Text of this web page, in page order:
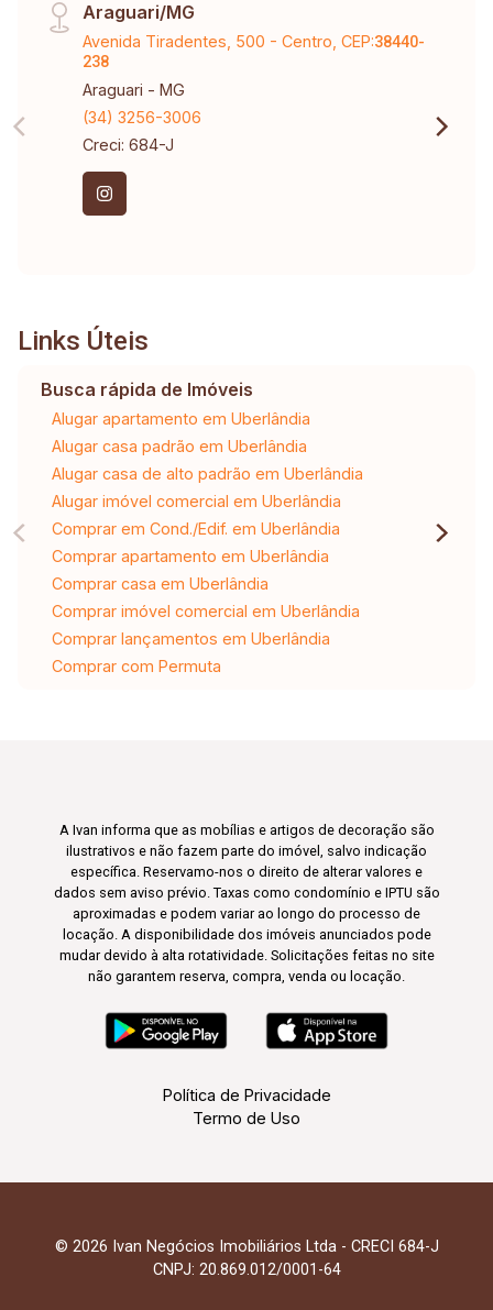
Araguari/MG
Avenida Tiradentes, 500 - Centro, CEP:38440-
238
Araguari - MG
(34) 3256-3006
Creci: 684-J
Links Úteis
Busca rápida de Imóveis
Alugar apartamento em Uberlândia
Alugar casa padrão em Uberlândia
Alugar casa de alto padrão em Uberlândia
Alugar imóvel comercial em Uberlândia
Comprar em Cond./Edif. em Uberlândia
Comprar apartamento em Uberlândia
Comprar casa em Uberlândia
Comprar imóvel comercial em Uberlândia
Comprar lançamentos em Uberlândia
Comprar com Permuta
A Ivan informa que as mobílias e artigos de decoração são
ilustrativos e não fazem parte do imóvel, salvo indicação
específica. Reservamo-nos o direito de alterar valores e
dados sem aviso prévio. Taxas como condomínio e IPTU são
aproximadas e podem variar ao longo do processo de
locação. A disponibilidade dos imóveis anunciados pode
mudar devido à alta rotatividade. Solicitações feitas no site
não garantem reserva, compra, venda ou locação.
Política de Privacidade
Termo de Uso
© 2026 Ivan Negócios Imobiliários Ltda - CRECI 684-J
CNPJ: 20.869.012/0001-64